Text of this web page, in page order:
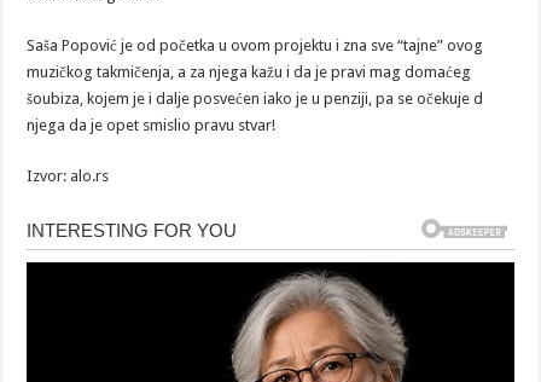
Saša Popović je od početka u ovom projektu i zna sve “tajne” ovog
muzičkog takmičenja, a za njega kažu i da je pravi mag domaćeg
šoubiza, kojem je i dalje posvećen iako je u penziji, pa se očekuje d
njega da je opet smislio pravu stvar!
Izvor: alo.rs